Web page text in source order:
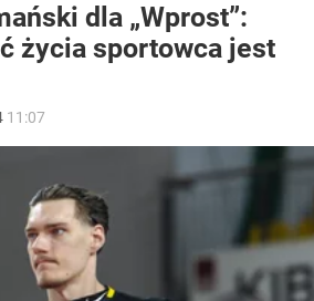
dla „Wprost”:
życia sportowca jest
11:07